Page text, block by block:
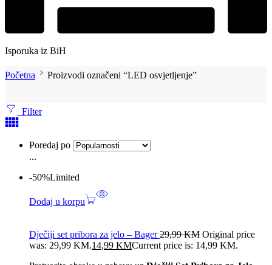
Isporuka iz BiH
Početna Proizvodi označeni “LED osvjetljenje”
Filter
Poredaj po
...
-50%Limited
Dodaj u korpu
Dječiji set pribora za jelo – Bager29,99KM Original price
was: 29,99 KM.14,99 KMCurrent price is: 14,99 KM.